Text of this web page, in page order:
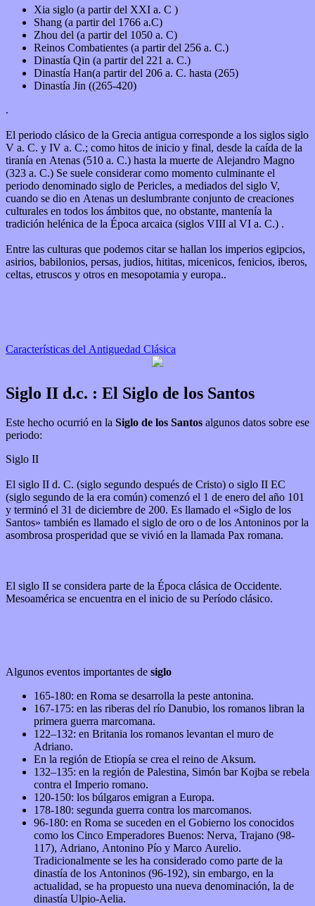
Xia siglo (a partir del XXI a. C )
Shang (a partir del 1766 a.C)
Zhou del (a partir del 1050 a. C)
Reinos Combatientes (a partir del 256 a. C.)
Dinastía Qin (a partir del 221 a. C.)
Dinastía Han(a partir del 206 a. C. hasta (265)
Dinastía Jin ((265-420)
.
El periodo clásico de la Grecia antigua corresponde a los siglos siglo
V a. C. y IV a. C.; como hitos de inicio y final, desde la caída de la
tiranía en Atenas (510 a. C.) hasta la muerte de Alejandro Magno
(323 a. C.) Se suele considerar como momento culminante el
periodo denominado siglo de Pericles, a mediados del siglo V,
cuando se dio en Atenas un deslumbrante conjunto de creaciones
culturales en todos los ámbitos que, no obstante, mantenía la
tradición helénica de la Época arcaica (siglos VIII al VI a. C.) .
Entre las culturas que podemos citar se hallan los imperios egipcios,
asirios, babilonios, persas, judios, hititas, micenicos, fenicios, iberos,
celtas, etruscos y otros en mesopotamia y europa..
Características del Antiguedad Clásica
Siglo II d.c. : El Siglo de los Santos
Este hecho ocurrió en la Siglo de los Santos algunos datos sobre ese
periodo:
Siglo II
El siglo II d. C. (siglo segundo después de Cristo) o siglo II EC
(siglo segundo de la era común) comenzó el 1 de enero del año 101
y terminó el 31 de diciembre de 200. Es llamado el «Siglo de los
Santos» también es llamado el siglo de oro o de los Antoninos por la
asombrosa prosperidad que se vivió en la llamada Pax romana.
El siglo II se considera parte de la Época clásica de Occidente.
Mesoamérica se encuentra en el inicio de su Período clásico.
Algunos eventos importantes de siglo
165-180: en Roma se desarrolla la peste antonina.
167-175: en las riberas del río Danubio, los romanos libran la
primera guerra marcomana.
122–132: en Britania los romanos levantan el muro de
Adriano.
En la región de Etiopía se crea el reino de Aksum.
132–135: en la región de Palestina, Simón bar Kojba se rebela
contra el Imperio romano.
120-150: los búlgaros emigran a Europa.
178-180: segunda guerra contra los marcomanos.
96-180: en Roma se suceden en el Gobierno los conocidos
como los Cinco Emperadores Buenos: Nerva, Trajano (98-
117), Adriano, Antonino Pío y Marco Aurelio.
Tradicionalmente se les ha considerado como parte de la
dinastía de los Antoninos (96-192), sin embargo, en la
actualidad, se ha propuesto una nueva denominación, la de
dinastía Ulpio-Aelia.